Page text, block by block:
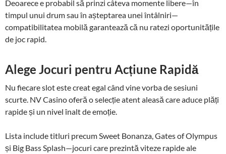
Deoarece e probabil să prinzi câteva momente libere—în
timpul unui drum sau în așteptarea unei întâlniri—
compatibilitatea mobilă garantează că nu ratezi oportunitățile
de joc rapid.
Alege Jocuri pentru Acțiune Rapidă
Nu fiecare slot este creat egal când vine vorba de sesiuni
scurte. NV Casino oferă o selecție atent aleasă care aduce plăți
rapide și un nivel înalt de emoție.
Lista include titluri precum Sweet Bonanza, Gates of Olympus
și Big Bass Splash—jocuri care prezintă viteze rapide ale